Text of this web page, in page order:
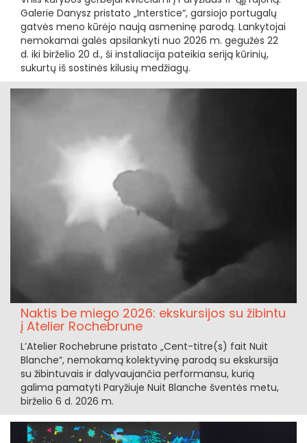
Galerie Danysz pristato „Interstice“, garsiojo portugalų
gatvės meno kūrėjo naują asmeninę parodą. Lankytojai
nemokamai galės apsilankyti nuo 2026 m. gegužės 22
d. iki birželio 20 d., ši instaliacija pateikia seriją kūrinių,
sukurtų iš sostinės kilusių medžiagų.
Naktis be miego 2026: ekskursijos su žibintu
į Atelier Rochebrune
L’Atelier Rochebrune pristato „Cent-titre(s) fait Nuit
Blanche“, nemokamą kolektyvinę parodą su ekskursija
su žibintuvais ir dalyvaujančia performansu, kurią
galima pamatyti Paryžiuje Nuit Blanche šventės metu,
birželio 6 d. 2026 m.